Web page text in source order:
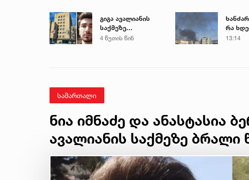
გიგა ავალიანის
საქმეზე
პროკურატურა
4 წუთის წინ
რა
13:14
სამართალი
ნია იმნაძე და ანასტასია
ავალიანის საქმეზე ბრალი